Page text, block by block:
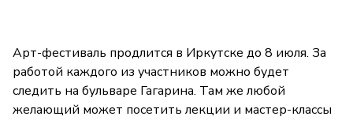
Арт-фестиваль продлится в Иркутске до 8 июля. За
работой каждого из участников можно будет
следить на бульваре Гагарина. Там же любой
желающий может посетить лекции и мастер-классы